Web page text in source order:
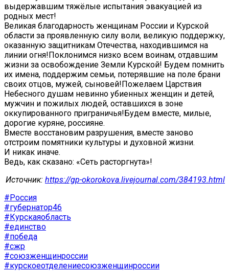
выдержавшим тяжёлые испытания эвакуацией из
родных мест!
Великая благодарность женщинам России и Курской
области за проявленную силу воли, великую поддержку,
оказанную защитникам Отечества, находившимся на
линии огня!Поклонимся низко всем воинам, отдавшим
жизни за освобождение Земли Курской! Будем помнить
их имена, поддержим семьи, потерявшие на поле брани
своих отцов, мужей, сыновей!Пожелаем Царствия
Небесного душам невинно убиенных женщин и детей,
мужчин и пожилых людей, оставшихся в зоне
оккупированного приграничья!Будем вместе, милые,
дорогие куряне, россияне.
Вместе восстановим разрушения, вместе заново
отстроим помятники культуры и духовной жизни.
И никак иначе.
Ведь, как сказано: «Сеть расторгнута»!
Источник: https://gp-okorokova.livejournal.com/384193.html
#Россия
#губернатор46
#Курскаяобласть
#единство
#победа
#сжр
#союзженщинроссии
#курскоеотделениесоюзженщинроссии